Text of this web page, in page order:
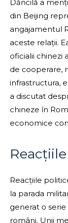
Dăncilă a
din Beijing
angajamentul
aceste relații.
oficialii chinezi
de cooperare,
infrastructura,
a discutat
chineze în
economice
Reacțiile
la parada
generat o
români. Unii